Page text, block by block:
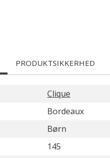
PRODUKTSIKKERHED
Clique
Bordeaux
Børn
145